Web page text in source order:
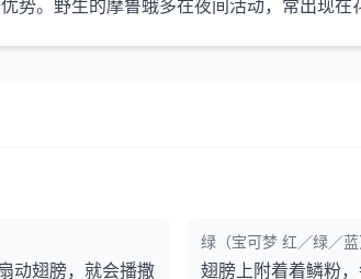
动翅膀，就会播撒
绿（宝可梦 红／绿／蓝
翅膀上附着着鳞粉